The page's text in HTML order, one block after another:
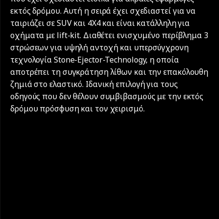
εκτός δρόμου. Αυτή η σειρά έχει σχεδιαστεί για να
ταιριάζει σε SUV και 4X4 και είναι κατάλληλη για
οχήματα με lift-kit. Διαθέτει ενισχυμένο περίβλημα 3
στρώσεων για υψηλή αντοχή και υπερσύγχρονη
τεχνολογία Stone-Ejector-Technology, η οποία
αποτρέπει τη συγκράτηση λίθων και την επακόλουθη
ζημιά στο ελαστικό. Ιδανική επιλογή για τους
οδηγούς που δεν θέλουν συμβιβασμούς με την εκτός
δρόμου πρόσφυση και τον χειρισμό.